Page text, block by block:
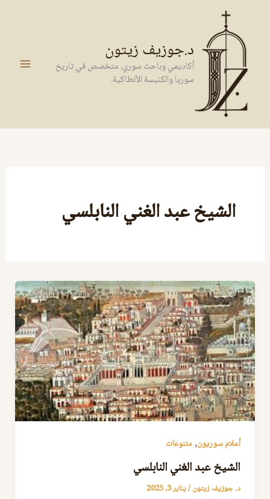
المحتوى
د.جوزيف زيتون
أكاديمي وباحث سوري، متخصص في تاريخ
سوريا والكنيسة الأنطاكية.
الشيخ عبد الغني النابلسي
أعلام سوريون,متنوعات
الشيخ عبد الغني النابلسي
د. جوزيف زيتون/يناير 3, 2025